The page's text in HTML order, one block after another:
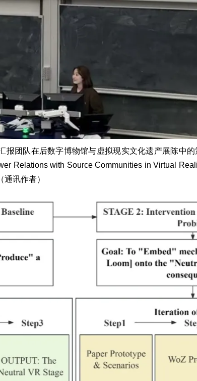
报团队在后数字博物馆与虚拟现实文化遗产展陈中
Relations with Source Communities in Virtual
讯作者）